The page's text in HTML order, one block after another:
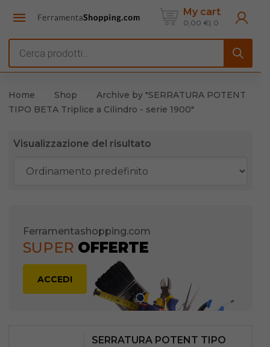
My cart
0,00 € 0
Home Shop
Archive by "SERRATURA POTENT
TIPO BETA Triplice a Cilindro - serie 1900"
Visualizzazione del risultato
Ferramentashopping.com
SUPER OFFERTE
ACCEDI
SERRATURA POTENT TIPO